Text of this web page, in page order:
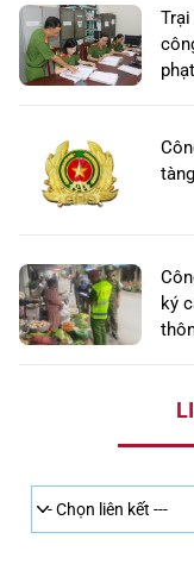
ký